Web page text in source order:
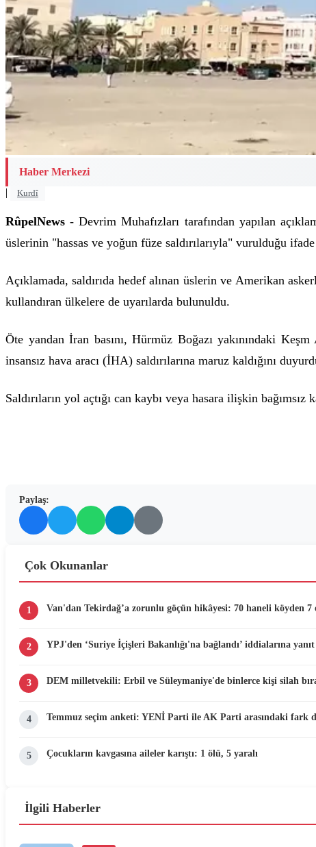
Haber Merkezi
|
Kurdî
RûpelNews - Devrim Muhafızları tarafından yapılan
üslerinin "hassas ve yoğun füze saldırılarıyla" vurulduğu
Açıklamada, saldırıda hedef alınan üslerin ve Amerikan
kullandıran ülkelere de uyarılarda bulunuldu.
Öte yandan İran basını, Hürmüz Boğazı yakınındaki
insansız hava aracı (İHA) saldırılarına maruz kaldığını
Saldırıların yol açtığı can kaybı veya hasara ilişkin
Paylaş:
Çok Okunanlar
1 Van'dan Tekirdağ’a zorunlu göçün hikâyesi: 70 haneli köyden 7
2 YPJ'den ‘Suriye İçişleri Bakanlığı'na bağlandı’ iddialarına yanıt
3 DEM milletvekili: Erbil ve Süleymaniye'de binlerce kişi silah
4 Temmuz seçim anketi: YENİ Parti ile AK Parti arasındaki fark
5 Çocukların kavgasına aileler karıştı: 1 ölü, 5 yaralı
İlgili Haberler